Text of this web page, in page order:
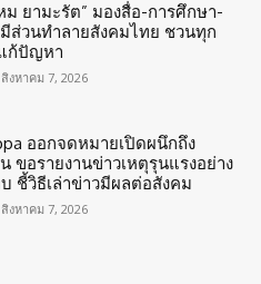
ม ยามะรัต” มองสื่อ-การศึกษา-
ส่วนทำลายสังคมไทย ชวนทุก
ก้ปัญหา
สิงหาคม 7, 2026
ออกจดหมายเปิดผนึกถึง
ขอรายงานข่าวเหตุรุนแรงอย่าง
ชี้วิธีเล่าข่าวมีผลต่อสังคม
สิงหาคม 7, 2026